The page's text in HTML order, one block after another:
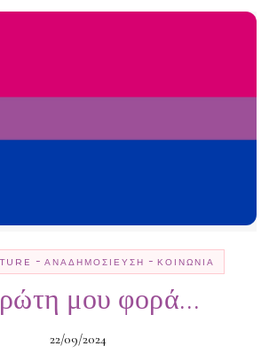
- ΑΝΑΔΗΜΟΣΊΕΥΣΗ - ΚΟΙΝΩΝΊΑ
μου φορά…
22/09/2024